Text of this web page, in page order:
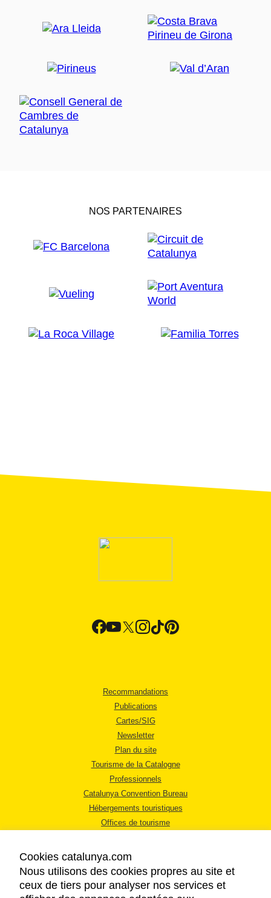
NOS PARTENAIRES
Recommandations
Publications
Cartes/SIG
Newsletter
Plan du site
Tourisme de la Catalogne
Professionnels
Catalunya Convention Bureau
Hébergements touristiques
Offices de tourisme
Cookies catalunya.com
Nous utilisons des cookies propres au site et
ceux de tiers pour analyser nos services et